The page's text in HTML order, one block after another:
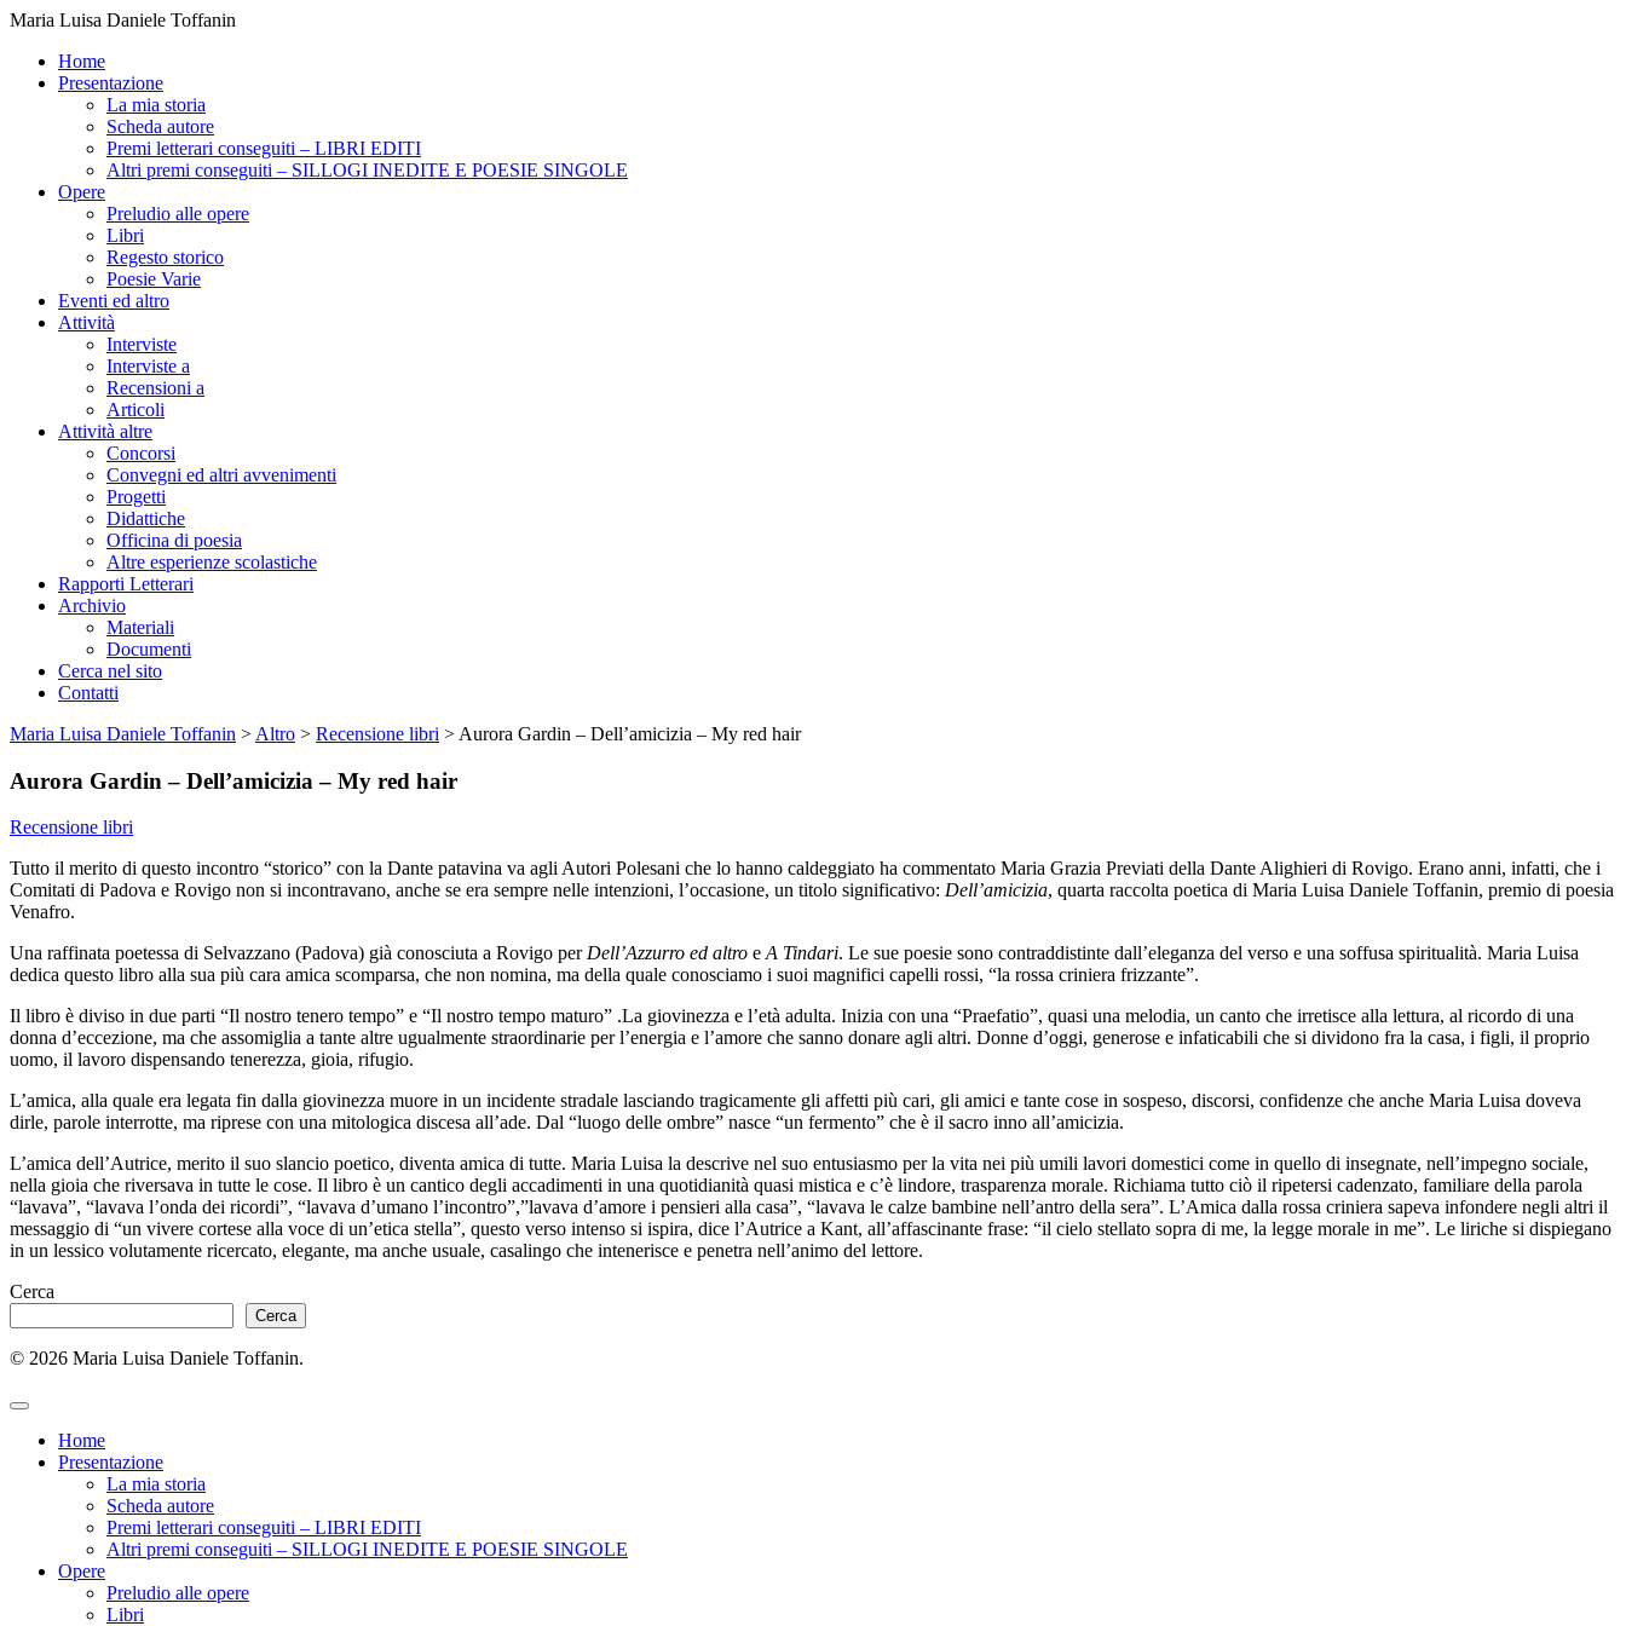
Maria Luisa Daniele Toffanin
Home
Presentazione
La mia storia
Scheda autore
Premi letterari conseguiti – LIBRI EDITI
Altri premi conseguiti – SILLOGI INEDITE E POESIE SINGOLE
Opere
Preludio alle opere
Libri
Regesto storico
Poesie Varie
Eventi ed altro
Attività
Interviste
Interviste a
Recensioni a
Articoli
Attività altre
Concorsi
Convegni ed altri avvenimenti
Progetti
Didattiche
Officina di poesia
Altre esperienze scolastiche
Rapporti Letterari
Archivio
Materiali
Documenti
Cerca nel sito
Contatti
Maria Luisa Daniele Toffanin > Altro > Recensione libri > Aurora Gardin – Dell’amicizia – My red hair
Aurora Gardin – Dell’amicizia – My red hair
Recensione libri
Tutto il merito di questo incontro “storico” con la Dante patavina va agli Autori Polesani che lo hanno caldeggiato ha commentato Maria Grazia Previati della Dante Alighieri di Rovigo. Erano anni, infatti, che i
Comitati di Padova e Rovigo non si incontravano, anche se era sempre nelle intenzioni, l’occasione, un titolo significativo: Dell’amicizia, quarta raccolta poetica di Maria Luisa Daniele Toffanin, premio di poesia
Venafro.
Una raffinata poetessa di Selvazzano (Padova) già conosciuta a Rovigo perDell’Azzurro ed altro eA Tindari. Le sue poesie sono contraddistinte dall’eleganza del verso e una soffusa spiritualità. Maria Luisa
dedica questo libro alla sua più cara amica scomparsa, che non nomina, ma della quale conosciamo i suoi magnifici capelli rossi, “la rossa criniera frizzante”.
Il libro è diviso in due parti “Il nostro tenero tempo” e “Il nostro tempo maturo” .La giovinezza e l’età adulta. Inizia con una “Praefatio”, quasi una melodia, un canto che irretisce alla lettura, al ricordo di una
donna d’eccezione, ma che assomiglia a tante altre ugualmente straordinarie per l’energia e l’amore che sanno donare agli altri. Donne d’oggi, generose e infaticabili che si dividono fra la casa, i figli, il proprio
uomo, il lavoro dispensando tenerezza, gioia, rifugio.
L’amica, alla quale era legata fin dalla giovinezza muore in un incidente stradale lasciando tragicamente gli affetti più cari, gli amici e tante cose in sospeso, discorsi, confidenze che anche Maria Luisa doveva
dirle, parole interrotte, ma riprese con una mitologica discesa all’ade. Dal “luogo delle ombre” nasce “un fermento” che è il sacro inno all’amicizia.
L’amica dell’Autrice, merito il suo slancio poetico, diventa amica di tutte. Maria Luisa la descrive nel suo entusiasmo per la vita nei più umili lavori domestici come in quello di insegnate, nell’impegno sociale,
nella gioia che riversava in tutte le cose. Il libro è un cantico degli accadimenti in una quotidianità quasi mistica e c’è lindore, trasparenza morale. Richiama tutto ciò il ripetersi cadenzato, familiare della parola
“lavava”, “lavava l’onda dei ricordi”, “lavava d’umano l’incontro”,”lavava d’amore i pensieri alla casa”, “lavava le calze bambine nell’antro della sera”. L’Amica dalla rossa criniera sapeva infondere negli altri il
messaggio di “un vivere cortese alla voce di un’etica stella”, questo verso intenso si ispira, dice l’Autrice a Kant, all’affascinante frase: “il cielo stellato sopra di me, la legge morale in me”. Le liriche si dispiegano
in un lessico volutamente ricercato, elegante, ma anche usuale, casalingo che intenerisce e penetra nell’animo del lettore.
Cerca
Cerca
© 2026 Maria Luisa Daniele Toffanin.
Home
Presentazione
La mia storia
Scheda autore
Premi letterari conseguiti – LIBRI EDITI
Altri premi conseguiti – SILLOGI INEDITE E POESIE SINGOLE
Opere
Preludio alle opere
Libri